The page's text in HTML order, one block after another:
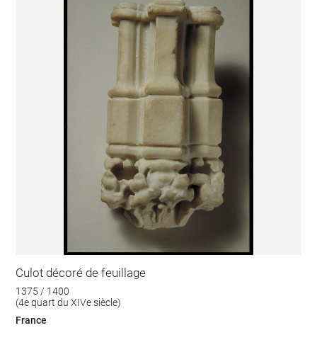
Culot décoré de feuillage
1375 / 1400
(4e quart du XIVe siècle)
France